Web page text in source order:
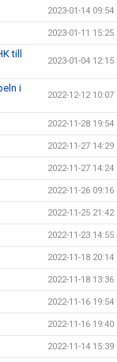
2023-01-14 09:54
2023-01-11 15:25
till
2023-01-04 12:15
i
2022-12-12 10:07
2022-11-28 19:54
2022-11-27 14:29
2022-11-27 14:24
2022-11-26 09:16
2022-11-25 21:42
2022-11-23 14:55
2022-11-18 20:14
2022-11-18 13:36
2022-11-16 19:54
2022-11-16 19:40
2022-11-14 15:39